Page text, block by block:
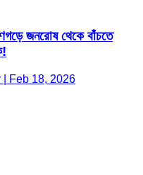
জনরোষ থেকে বাঁচতে
Feb 18, 2026